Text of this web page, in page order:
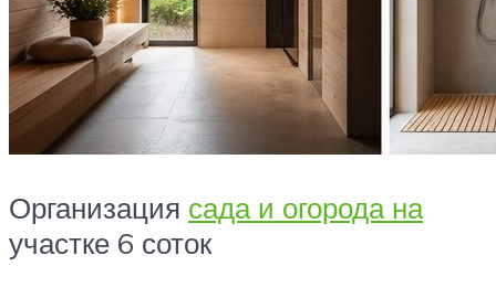
Организация сада и огорода на
участке 6 соток